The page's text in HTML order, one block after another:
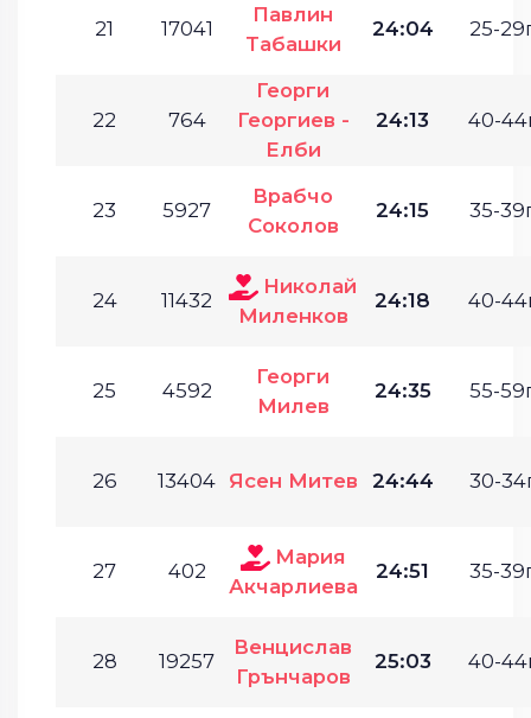
21 17041
Павлин
Табашки
24:04 25-
22 764
Георги
Георгиев -
Елби
24:13 40-
23 5927
Врабчо
Соколов
24:15 35-
24 11432
Николай
Миленков
24:18 40-
25 4592
Георги
Милев
24:35 55-
26 13404 Ясен Митев 24:44 30-
27 402
Мария
Акчарлиева
24:51 35-
28 19257
Венцислав
Грънчаров
25:03 40-